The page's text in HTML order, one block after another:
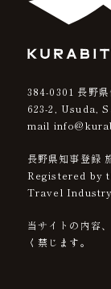
384-0301 長野
623-2, Usuda,
mail
長野県知事登録
Registered by
Travel
当サイトの内容
く禁じます。